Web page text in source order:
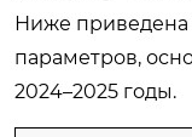
Ниже приведена
параметров,
2024–2025 годы.